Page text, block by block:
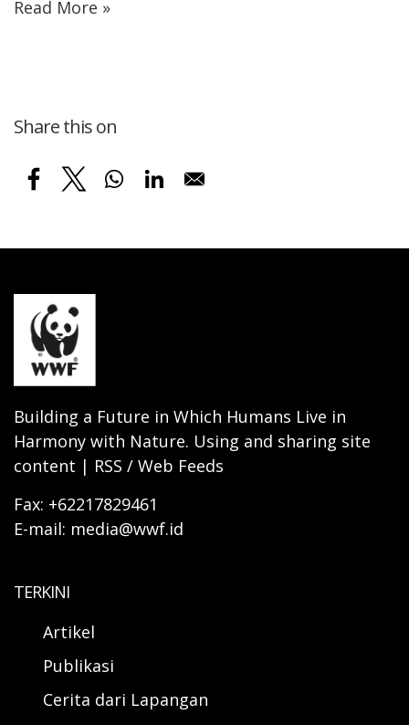
Read More »
Share this on
Building a Future in Which Humans Live in
Harmony with Nature. Using and sharing site
content | RSS / Web Feeds
Fax: +62217829461
E-mail: media@wwf.id
TERKINI
Artikel
Publikasi
Cerita dari Lapangan